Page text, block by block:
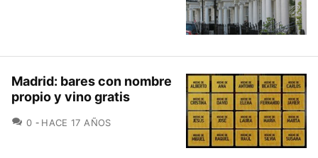
Madrid: bares con nombre
propio y vino gratis
0 COMENTARIOS
HACE 17 AÑOS